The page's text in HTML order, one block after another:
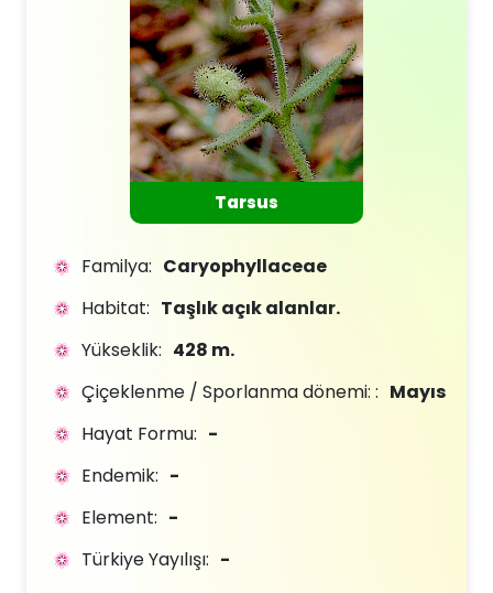
Tarsus
Familya: Caryophyllaceae
Habitat: Taşlık açık alanlar.
Yükseklik: 428 m.
Çiçeklenme / Sporlanma dönemi: : Mayıs
Hayat Formu: -
Endemik: -
Element: -
Türkiye Yayılışı: -